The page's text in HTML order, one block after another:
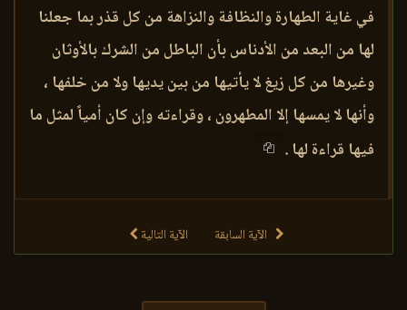
في غاية الطهارة والنظافة والنزاهة من كل قذر بما جعلنا
لها من البعد من الأدناس بأن الباطل من الشرك بالأوثان
وغيرها من كل زيغ لا يأتيها من بين يديها ولا من خلفها ،
وأنها لا يمسها إلا المطهرون ، وقراءته وإن كان أمياً لمثل ما
فيها قراءة لها .
الآية السابقة الآية التالية